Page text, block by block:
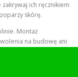
ich ręcznikiem
skórę.
Montaż
na budowę ani
montaż
W spółdzielniach